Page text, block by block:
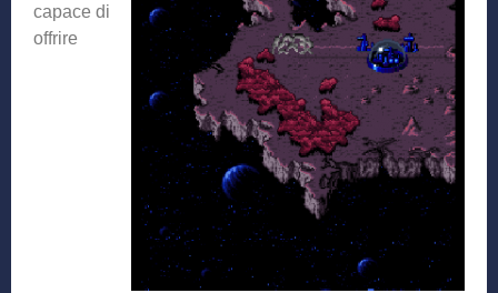
capace di
offrire